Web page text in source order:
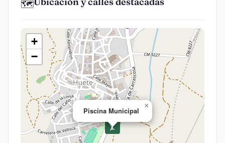
🗺️
🤸
Piscina Municipal
×
+
−